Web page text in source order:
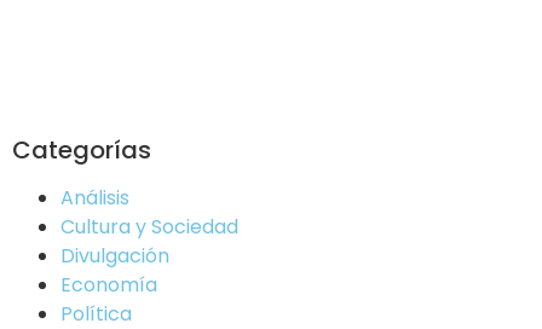
Categorías
Análisis
Cultura y Sociedad
Divulgación
Economía
Política